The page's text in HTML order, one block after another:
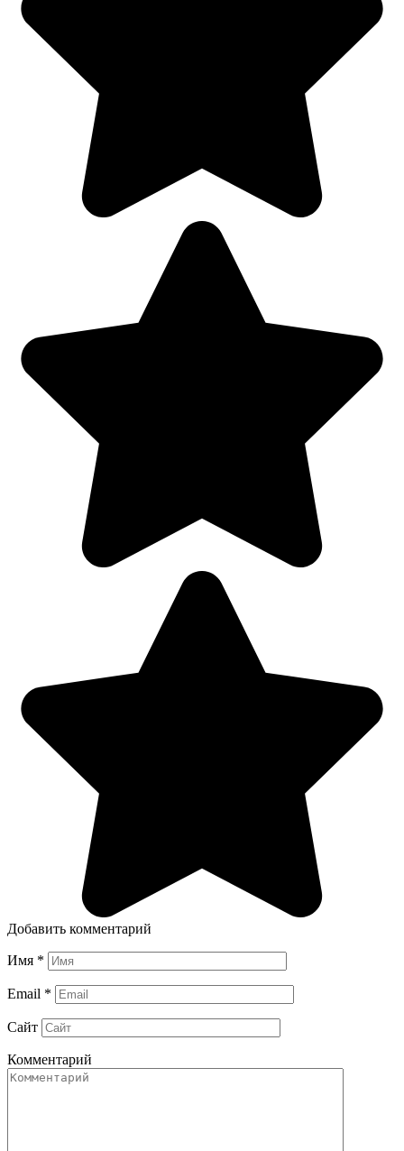
Добавить комментарий
Имя *
Email *
Сайт
Комментарий